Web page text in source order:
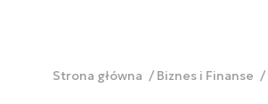
Strona główna Biznes i Finanse